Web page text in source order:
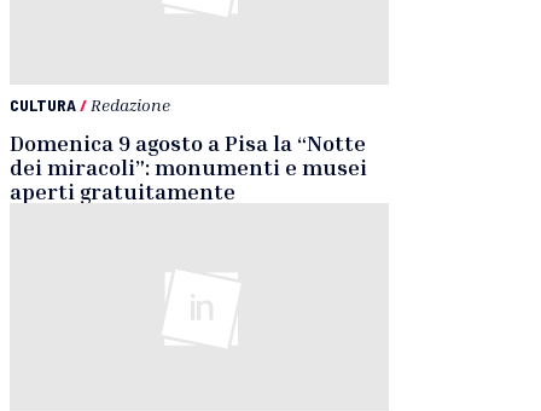
CULTURA/ Redazione
Domenica 9 agosto a Pisa la “Notte
dei miracoli”: monumenti e musei
aperti gratuitamente